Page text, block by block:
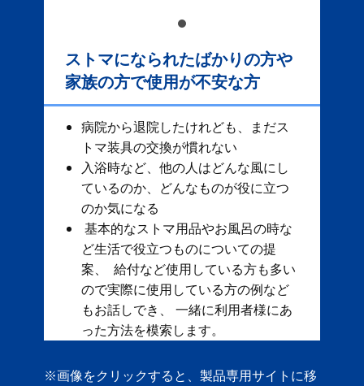
ストマになられたばかりの方や
家族の方で使用が不安な方
病院から退院したけれども、まだス
トマ装具の交換が慣れない
入浴時など、他の人はどんな風にし
ているのか、どんなものが役に立つ
のか気になる
基本的なストマ用品やお風呂の時な
ど生活で役立つものについての提
案、 給付など使用している方も多い
ので実際に使用している方の例など
もお話しでき、 一緒に利用者様にあ
った方法を模索します。
※画像をクリックすると、製品専用サイトに移